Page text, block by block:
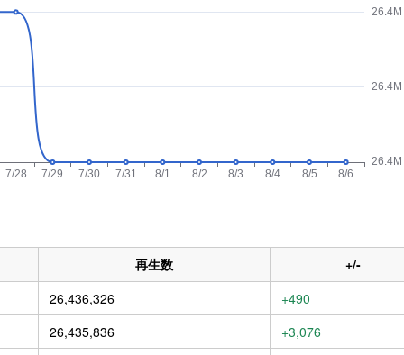
再生数
+/-
26,436,326
+490
26,435,836
+3,076